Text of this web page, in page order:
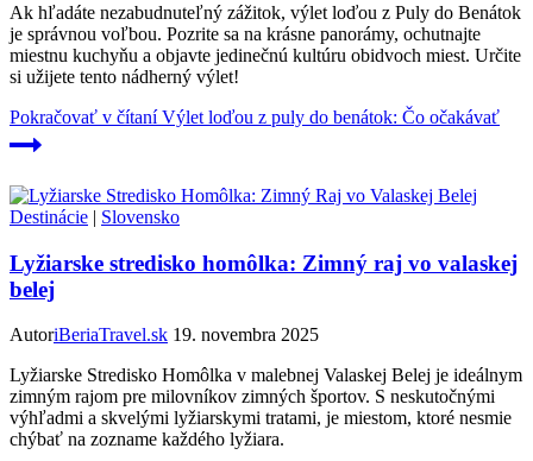
Ak hľadáte nezabudnuteľný zážitok, výlet loďou z Puly do Benátok
je správnou voľbou. Pozrite sa na krásne panorámy, ochutnajte
miestnu kuchyňu a objavte jedinečnú kultúru obidvoch miest. Určite
si užijete tento nádherný výlet!
Pokračovať v čítaníVýlet loďou z puly do benátok: Čo očakávať
Destinácie | Slovensko
Lyžiarske stredisko homôlka: Zimný raj vo valaskej
belej
AutoriBeriaTravel.sk 19. novembra 2025
Lyžiarske Stredisko Homôlka v malebnej Valaskej Belej je ideálnym
zimným rajom pre milovníkov zimných športov. S neskutočnými
výhľadmi a skvelými lyžiarskymi tratami, je miestom, ktoré nesmie
chýbať na zozname každého lyžiara.